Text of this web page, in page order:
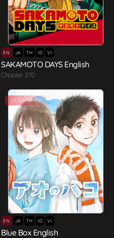
EN JA TH ID VI
SAKAMOTO DAYS English
Chapter 270
26 DAYS AGO
EN JA TH ID VI
Blue Box English